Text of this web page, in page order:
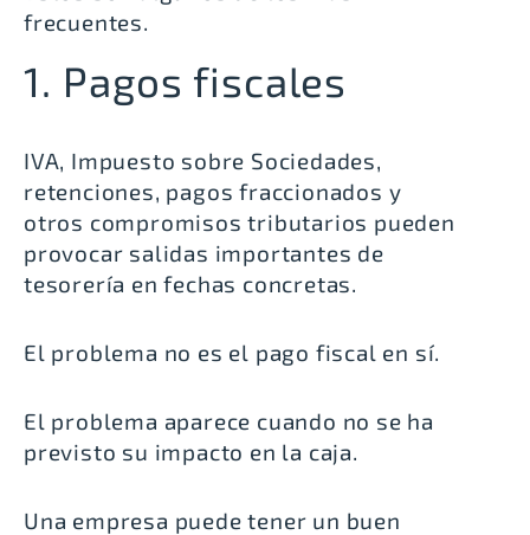
frecuentes.
1. Pagos fiscales
IVA, Impuesto sobre Sociedades,
retenciones, pagos fraccionados y
otros compromisos tributarios pueden
provocar salidas importantes de
tesorería en fechas concretas.
El problema no es el pago fiscal en sí.
El problema aparece cuando no se ha
previsto su impacto en la caja.
Una empresa puede tener un buen